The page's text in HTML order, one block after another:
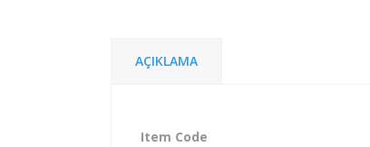
AÇIKLAMA
Item Code